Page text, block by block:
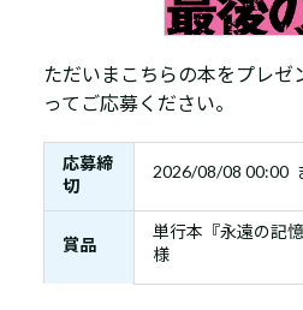
ただいまこちらの本をプレゼ
ってご応募ください。
応募締
切
2026/08/08 00:00
賞品
単行本『永遠の記
様